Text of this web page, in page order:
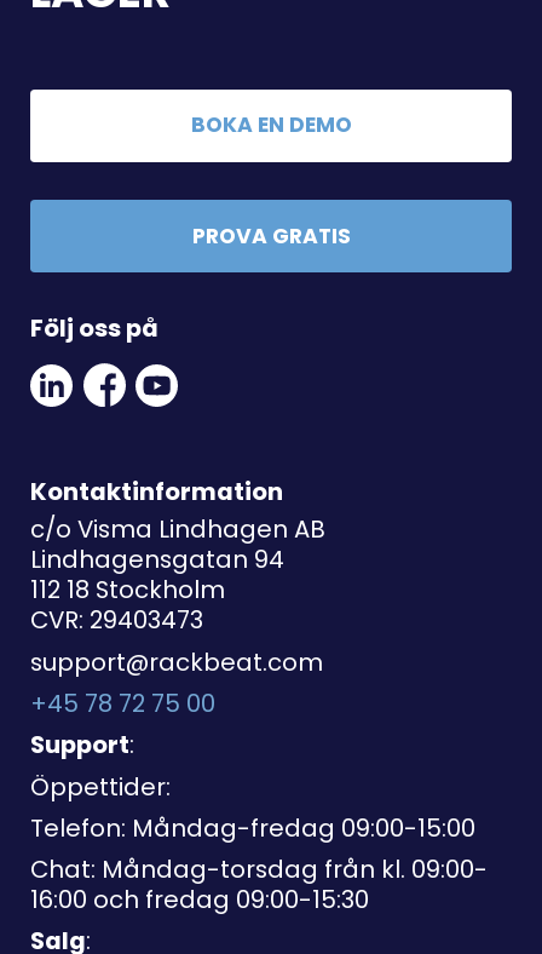
BOKA EN DEMO
PROVA GRATIS
Följ oss på
Linkedin
Social
Link
Facebook
Social
Link
Youtube
Link
Kontaktinformation
c/o Visma Lindhagen AB
Lindhagensgatan 94
112 18 Stockholm
CVR: 29403473
support@rackbeat.com
+45 78 72 75 00
Support:
Öppettider:
Telefon: Måndag-fredag 09:00-15:00
Chat: Måndag-torsdag från kl. 09:00-
16:00 och fredag 09:00-15:30
Salg: